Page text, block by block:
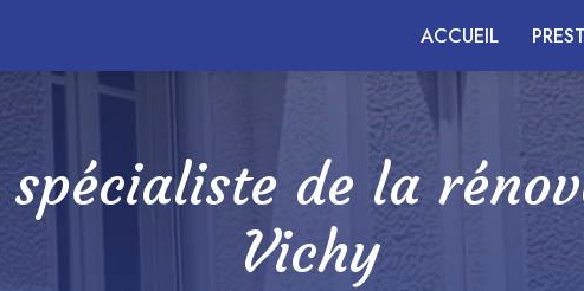
ACCUEIL
spécialiste de la
Vichy